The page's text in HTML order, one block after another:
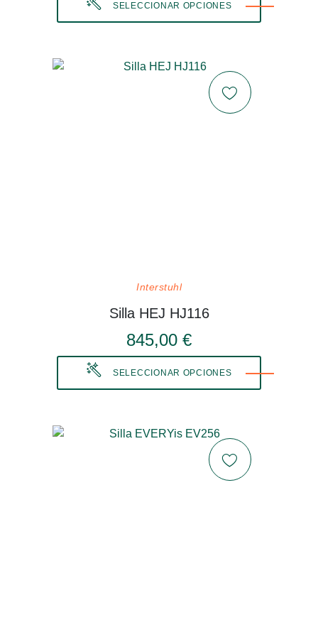
SELECCIONAR OPCIONES
Interstuhl
Silla HEJ HJ116
845,00 €
SELECCIONAR OPCIONES